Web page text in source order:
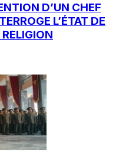
D’UN CHEF
L’ÉTAT DE